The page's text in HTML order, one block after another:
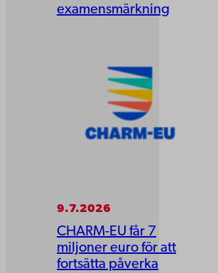
examensmärkning
9.7.2026
CHARM-EU får 7
miljoner euro för att
fortsätta påverka